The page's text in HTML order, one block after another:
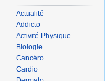
Actualité
Addicto
Activité Physique
Biologie
Cancéro
Cardio